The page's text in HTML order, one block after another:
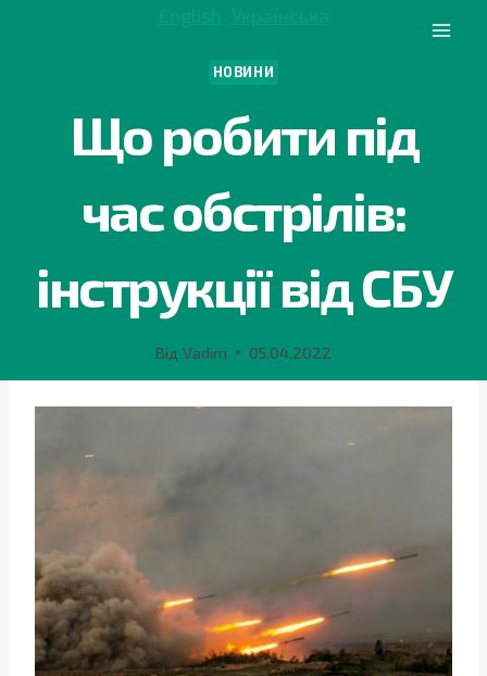
НОВИНИ
Що робити під
час обстрілів:
інструкції від СБУ
Від Vadim 05.04.2022